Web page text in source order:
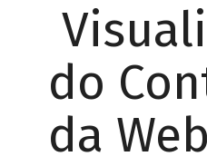
do
da Web